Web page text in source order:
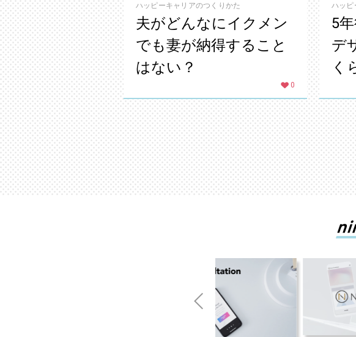
ハッピーキャリアのつくりかた
夫がどんなにイクメン
でも妻が納得すること
はない？
0
ハッピ
5
デ
く